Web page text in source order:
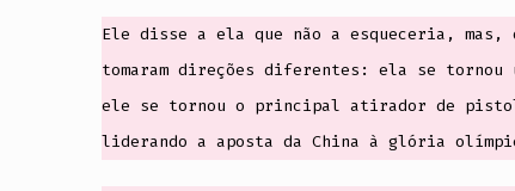
Ele disse a ela que não a esqueceria, mas,
tomaram direções diferentes: ela se tornou
ele se tornou o principal atirador de
liderando a aposta da China à glória